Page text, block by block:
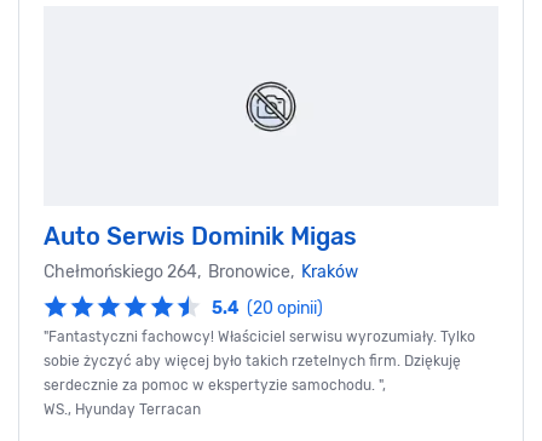
Auto Serwis Dominik Migas
Chełmońskiego 264, Bronowice, Kraków
5.4 (20 opinii)
"Fantastyczni fachowcy! Właściciel serwisu wyrozumiały. Tylko
sobie życzyć aby więcej było takich rzetelnych firm. Dziękuję
serdecznie za pomoc w ekspertyzie samochodu. ",
WS., Hyunday Terracan